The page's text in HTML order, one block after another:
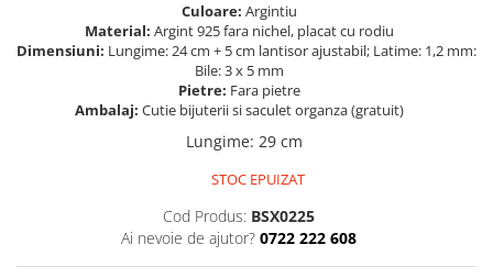
Culoare: Argintiu
Material: Argint 925 fara nichel, placat cu rodiu
Dimensiuni: Lungime: 24 cm + 5 cm lantisor ajustabil; Latime: 1,2 mm:
Bile: 3 x 5 mm
Pietre: Fara pietre
Ambalaj: Cutie bijuterii si saculet organza (gratuit)
Lungime: 29 cm
STOC EPUIZAT
Cod Produs: BSX0225
Ai nevoie de ajutor? 0722 222 608